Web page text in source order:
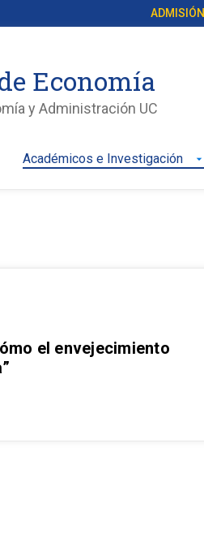
ADMISIÓN
Economía
y Administración UC
Académicos e Investigación arrow_drop_down
el envejecimiento